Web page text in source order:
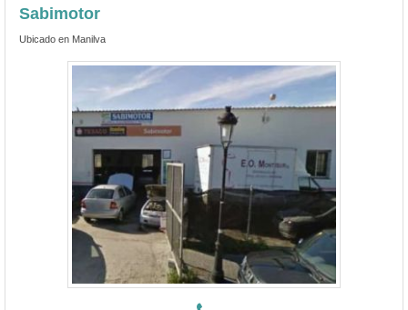
Sabimotor
Ubicado en Manilva